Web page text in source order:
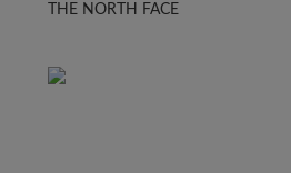
THE NORTH FACE